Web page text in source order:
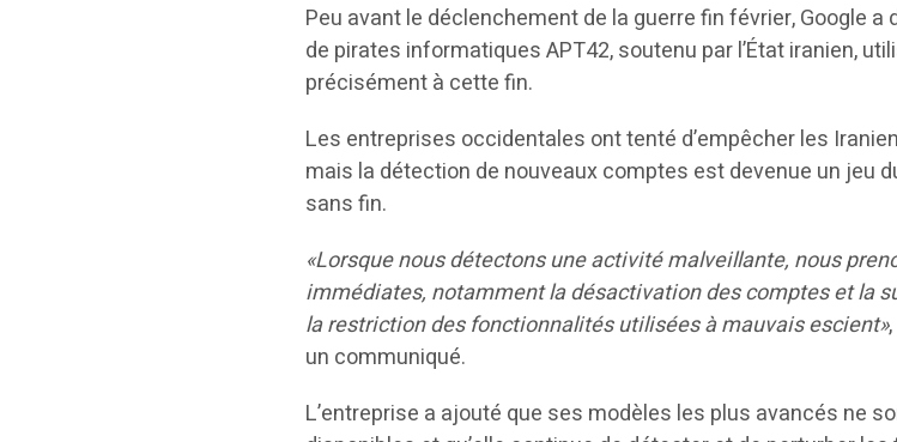
Peu avant le déclenchement de la guerre fin février, Google a
de pirates informatiques APT42, soutenu par l’État iranien,
précisément à cette fin.
Les entreprises occidentales ont tenté d’empêcher les
mais la détection de nouveaux comptes est devenue un jeu
sans fin.
«Lorsque nous détectons une activité malveillante, nous
immédiates, notamment la désactivation des comptes et la
la restriction des fonctionnalités utilisées à mauvais escient»
un communiqué.
L’entreprise a ajouté que ses modèles les plus avancés ne